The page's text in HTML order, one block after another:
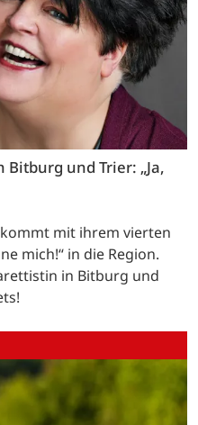
und Trier: „Ja,
mit ihrem vierten
mich!“ in die Region.
in Bitburg und